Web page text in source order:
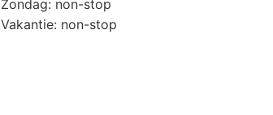
Zondag: non-stop
Vakantie: non-stop